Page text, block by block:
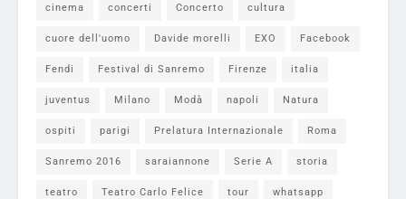
cinema concerti Concerto cultura
cuore dell'uomo Davide morelli EXO Facebook
Fendi Festival di Sanremo Firenze italia
juventus Milano Modà napoli Natura
ospiti parigi Prelatura Internazionale Roma
Sanremo 2016 saraiannone Serie A storia
teatro Teatro Carlo Felice tour whatsapp